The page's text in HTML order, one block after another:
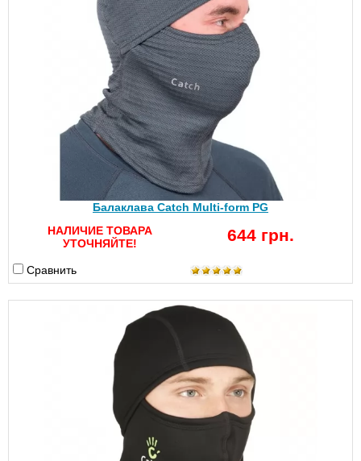
Балаклава Catch Multi-form PG
НАЛИЧИЕ ТОВАРА
УТОЧНЯЙТЕ!
644 грн.
Сравнить